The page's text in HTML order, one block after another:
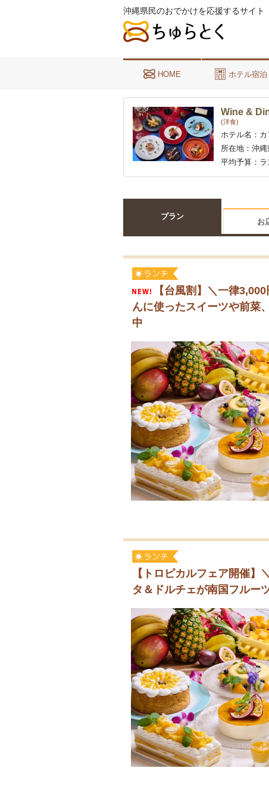
沖縄県民のおでかけを応援するサイト
HOME ホテル宿泊
Wine &
(洋食)
ホテル名： カ
所在地： 沖縄
平均予算：
プラン
お
【台風割】＼一律
んに使ったスイーツや前菜
中
【トロピカルフェア開催
タ＆ドルチェが南国フルー